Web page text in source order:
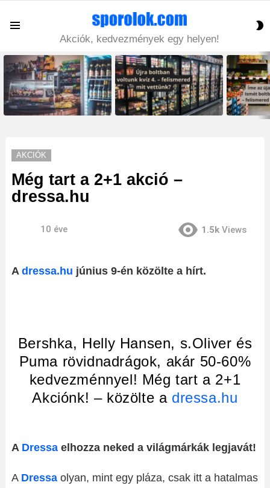
Akciók, kedvezmények egy helyen!
LATEST
STORIES
AKCIÓK
Még tart a 2+1 akció –
dressa.hu
10 éve 1.5k Views
A dressa.hu június 9-én közölte a hírt.
Bershka, Helly Hansen, s.Oliver és
Puma rövidnadrágok, akár 50-60%
kedvezménnyel! Még tart a 2+1
Akciónk! – közölte a dressa.hu
A Dressa elhozza neked a világmárkák legjavát!
A Dressa olyan, mint egy pláza, csak itt a hatalmas